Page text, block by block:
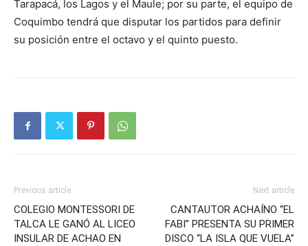
Tarapacá, los Lagos y el Maule; por su parte, el equipo de
Coquimbo tendrá que disputar los partidos para definir
su posición entre el octavo y el quinto puesto.
Previous article
COLEGIO MONTESSORI DE
TALCA LE GANÓ AL LICEO
INSULAR DE ACHAO EN
Next article
CANTAUTOR ACHAÍNO “EL
FABI” PRESENTA SU PRIMER
DISCO “LA ISLA QUE VUELA”